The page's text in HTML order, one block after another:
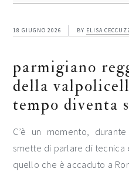
18 GIUGNO 2026 BY ELISA
parmigiano
della
tempo diventa
C’è un momento,
smette di parlare di tecnica
quello che è accaduto a